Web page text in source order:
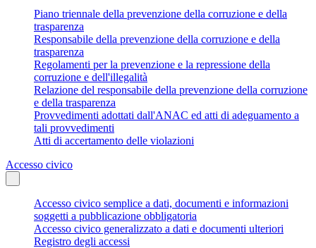
Piano triennale della prevenzione della corruzione e della
trasparenza
Responsabile della prevenzione della corruzione e della
trasparenza
Regolamenti per la prevenzione e la repressione della
corruzione e dell'illegalità
Relazione del responsabile della prevenzione della corruzione
e della trasparenza
Provvedimenti adottati dall'ANAC ed atti di adeguamento a
tali provvedimenti
Atti di accertamento delle violazioni
Accesso civico
Accesso civico semplice a dati, documenti e informazioni
soggetti a pubblicazione obbligatoria
Accesso civico generalizzato a dati e documenti ulteriori
Registro degli accessi